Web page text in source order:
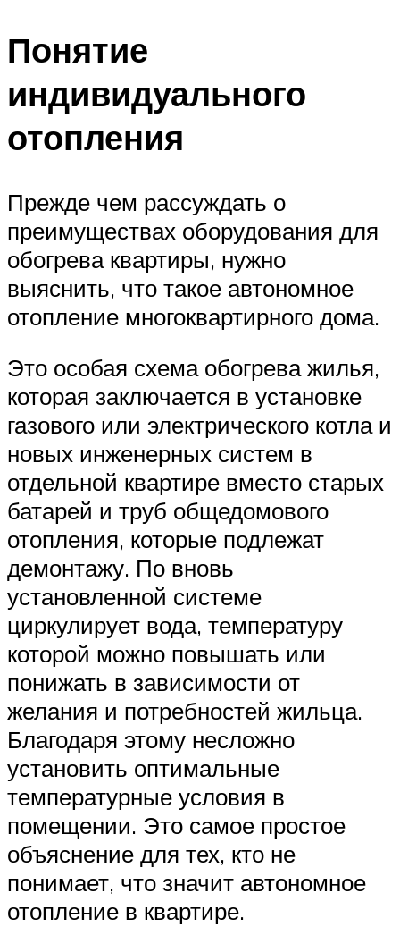
Понятие
индивидуального
отопления
Прежде чем рассуждать о
преимуществах оборудования для
обогрева квартиры, нужно
выяснить, что такое автономное
отопление многоквартирного дома.
Это особая схема обогрева жилья,
которая заключается в установке
газового или электрического котла и
новых инженерных систем в
отдельной квартире вместо старых
батарей и труб общедомового
отопления, которые подлежат
демонтажу. По вновь
установленной системе
циркулирует вода, температуру
которой можно повышать или
понижать в зависимости от
желания и потребностей жильца.
Благодаря этому несложно
установить оптимальные
температурные условия в
помещении. Это самое простое
объяснение для тех, кто не
понимает, что значит автономное
отопление в квартире.